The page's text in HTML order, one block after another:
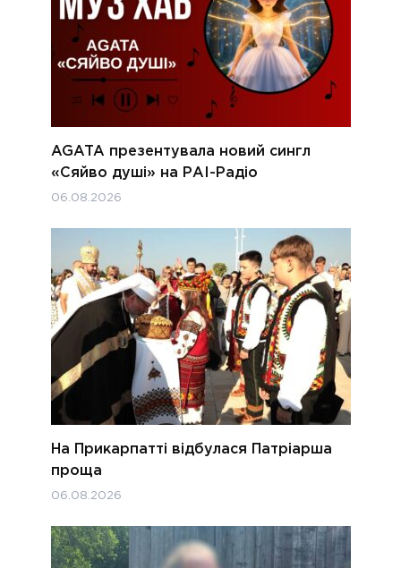
AGATA презентувала новий сингл
«Сяйво душі» на РАІ-Радіо
06.08.2026
На Прикарпатті відбулася Патріарша
проща
06.08.2026